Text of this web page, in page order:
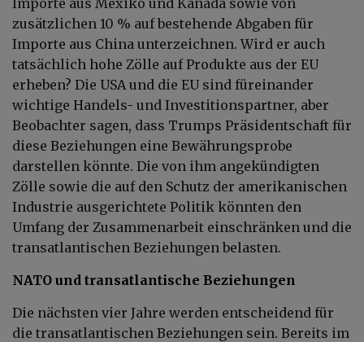
zusätzlichen 10 % auf bestehende Abgaben für
Importe aus China unterzeichnen. Wird er auch
tatsächlich hohe Zölle auf Produkte aus der EU
erheben? Die USA und die EU sind füreinander
wichtige Handels- und Investitionspartner, aber
Beobachter sagen, dass Trumps Präsidentschaft für
diese Beziehungen eine Bewährungsprobe
darstellen könnte. Die von ihm angekündigten
Zölle sowie die auf den Schutz der amerikanischen
Industrie ausgerichtete Politik könnten den
Umfang der Zusammenarbeit einschränken und die
transatlantischen Beziehungen belasten.
NATO und transatlantische Beziehungen
Die nächsten vier Jahre werden entscheidend für
die transatlantischen Beziehungen sein. Bereits im